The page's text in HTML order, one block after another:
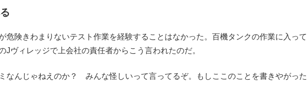
危険きわまりないテスト作業を経験することはなかった。百機タンクの作業に入って
Jヴィレッジで上会社の責任者からこう言われたのだ。
ミなんじゃねえのか？ みんな怪しいって言ってるぞ。もしここのことを書きやがった